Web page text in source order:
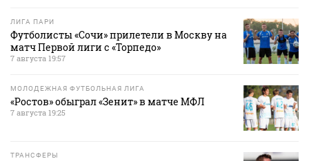
ЛИГА ПАРИ
Футболисты «Сочи» прилетели в Москву на
матч Первой лиги с «Торпедо»
7 августа 19:57
МОЛОДЕЖНАЯ ФУТБОЛЬНАЯ ЛИГА
«Ростов» обыграл «Зенит» в матче МФЛ
7 августа 19:25
ТРАНСФЕРЫ